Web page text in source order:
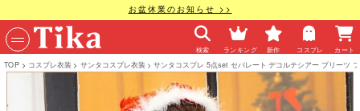
お盆休業のお知らせ >>
検索 ランキング 新作 コスプレ カート
TOP コスプレ衣装 サンタコスプレ衣装 サンタコスプレ 5点set セパレート デコルテシアー プリーツ